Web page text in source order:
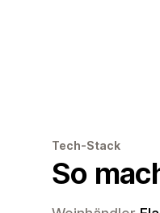
Tech-Stack
So